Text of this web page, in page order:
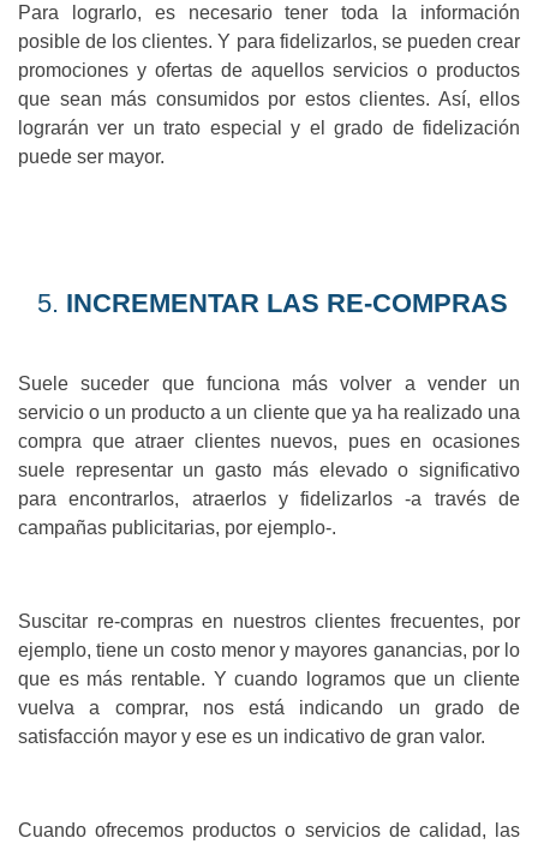
Para lograrlo, es necesario tener toda la información
posible de los clientes. Y para fidelizarlos, se pueden crear
promociones y ofertas de aquellos servicios o productos
que sean más consumidos por estos clientes. Así, ellos
lograrán ver un trato especial y el grado de fidelización
puede ser mayor.
INCREMENTAR LAS RE-COMPRAS
Suele suceder que funciona más volver a vender un
servicio o un producto a un cliente que ya ha realizado una
compra que atraer clientes nuevos, pues en ocasiones
suele representar un gasto más elevado o significativo
para encontrarlos, atraerlos y fidelizarlos -a través de
campañas publicitarias, por ejemplo-.
Suscitar re-compras en nuestros clientes frecuentes, por
ejemplo, tiene un costo menor y mayores ganancias, por lo
que es más rentable. Y cuando logramos que un cliente
vuelva a comprar, nos está indicando un grado de
satisfacción mayor y ese es un indicativo de gran valor.
Cuando ofrecemos productos o servicios de calidad, las